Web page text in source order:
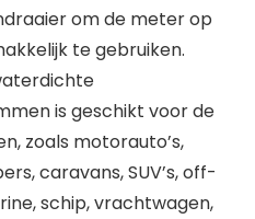
om de meter op
te gebruiken.
is geschikt voor de
zoals motorauto’s,
caravans, SUV’s, off-
schip, vrachtwagen,